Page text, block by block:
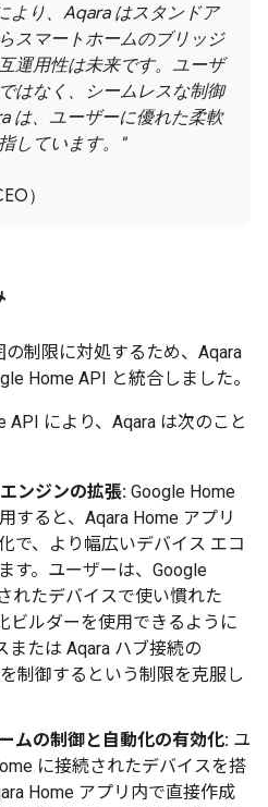
より、Aqara はスタンドア
スマートホームのブリッジ
運用性は未来です。ユーザ
はなく、シームレスな制御
は、ユーザーに優れた柔軟
しています。
）
制限に対処するため、Aqara
Home API と統合しました。
API により、Aqara は次のこと
ンジンの拡張: Google Home
すると、Aqara Home アプリ
で、より幅広いデバイス エコ
す。ユーザーは、Google
れたデバイスで使い慣れた
ビルダーを使用できるように
または Aqara ハブ接続の
制御するという制限を克服し
ムの制御と自動化の有効化: ユ
に接続されたデバイスを搭
Home アプリ内で直接作成